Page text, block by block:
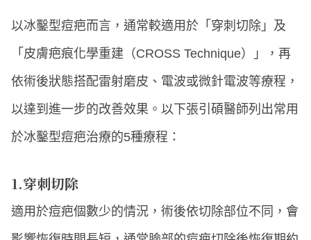
以冰鑿型痘疤而言，通常較適用於「穿刺切除」及
「皮膚疤痕化學重建（CROSS Technique）」，再
依術後狀態搭配雷射磨皮、電波或微針電波等療程，
以達到進一步的改善效果。以下張引碩醫師列出常用
於冰鑿型痘疤治療的5種療程：
1.穿刺切除
適用於痘疤個數少的情況，術後依切除部位不同，會